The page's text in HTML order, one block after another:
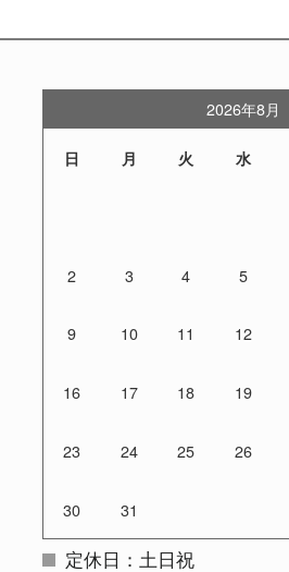
2026年8月
日 月 火 水
2 3 4 5
9 10 11 12
16 17 18 19
23 24 25 26
30 31
定休日：土日祝